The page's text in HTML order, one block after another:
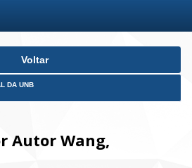
Voltar
DA UNB
Autor Wang,